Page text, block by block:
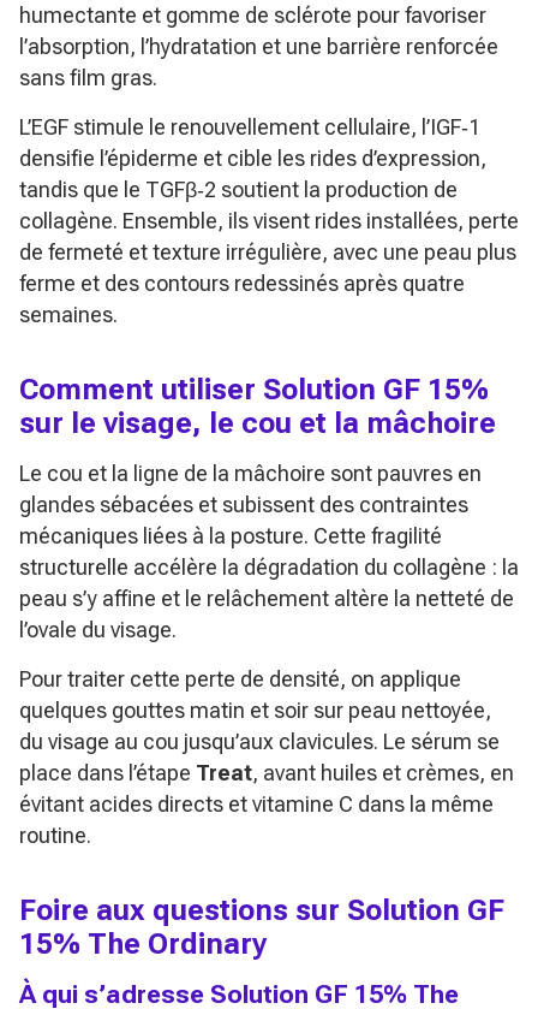
humectante et gomme de sclérote pour favoriser
l’absorption, l’hydratation et une barrière renforcée
sans film gras.
L’EGF stimule le renouvellement cellulaire, l’IGF‑1
densifie l’épiderme et cible les rides d’expression,
tandis que le TGFβ‑2 soutient la production de
collagène. Ensemble, ils visent rides installées, perte
de fermeté et texture irrégulière, avec une peau plus
ferme et des contours redessinés après quatre
semaines.
Comment utiliser Solution GF 15%
sur le visage, le cou et la mâchoire
Le cou et la ligne de la mâchoire sont pauvres en
glandes sébacées et subissent des contraintes
mécaniques liées à la posture. Cette fragilité
structurelle accélère la dégradation du collagène : la
peau s’y affine et le relâchement altère la netteté de
l’ovale du visage.
Pour traiter cette perte de densité, on applique
quelques gouttes matin et soir sur peau nettoyée,
du visage au cou jusqu’aux clavicules. Le sérum se
place dans l’étape Treat, avant huiles et crèmes, en
évitant acides directs et vitamine C dans la même
routine.
Foire aux questions sur Solution GF
15% The Ordinary
À qui s’adresse Solution GF 15% The